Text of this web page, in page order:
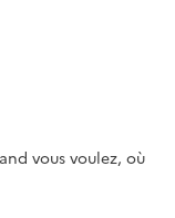
vous voulez, où